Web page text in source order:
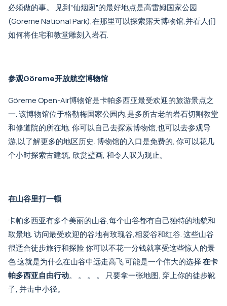
必须做的事。 见到"仙烟囱"的最好地点是高雷姆国家公园
(Göreme National Park),在那里可以探索露天博物馆,并看人们
如何将住宅和教堂雕刻入岩石.
参观Göreme开放航空博物馆
Göreme Open-Air博物馆是卡帕多西亚最受欢迎的旅游景点之
一. 该博物馆位于格勒梅国家公园内,是多所古老的岩石切割教堂
和修道院的所在地. 你可以自己去探索博物馆,也可以去参观导
游,以了解更多的地区历史. 博物馆的入口是免费的, 你可以花几
个小时探索古建筑, 欣赏壁画, 和令人叹为观止。
在山谷里打一顿
卡帕多西亚有多个美丽的山谷,每个山谷都有自己独特的地貌和
取景地. 访问最受欢迎的谷地有玫瑰谷,相爱谷和红谷. 这些山谷
很适合徒步旅行和探险 你可以不花一分钱就享受这些惊人的景
色 这就是为什么在山谷中远走高飞 可能是一个伟大的选择在卡
帕多西亚自由行动。 。 。 。 只要拿一张地图, 穿上你的徒步靴
子, 并击中小径。